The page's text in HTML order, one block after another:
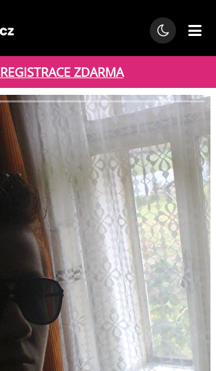
REGISTRACE ZDARMA